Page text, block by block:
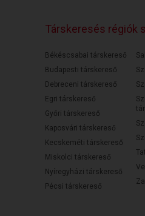
Társkeresés régiók
Békéscsabai társkereső
Budapesti társkereső
Debreceni társkereső
Egri társkereső
Győri társkereső
Kaposvári társkereső
Kecskeméti társkereső
Miskolci társkereső
Nyíregyházi társkereső
Pécsi társkereső